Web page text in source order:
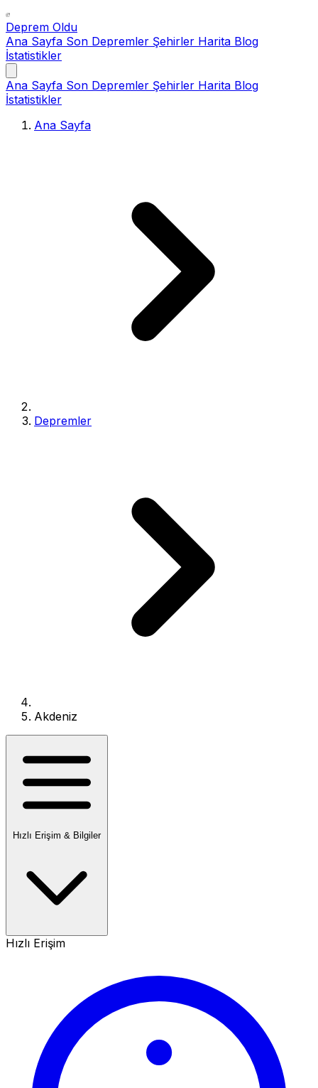
Deprem Oldu
Ana Sayfa Son Depremler Şehirler Harita Blog
İstatistikler
Ana Sayfa Son Depremler Şehirler Harita Blog
İstatistikler
Ana Sayfa
Depremler
Akdeniz
Hızlı Erişim & Bilgiler
Hızlı Erişim